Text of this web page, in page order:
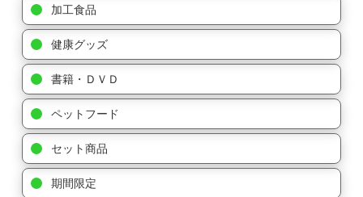
加工食品
健康グッズ
書籍・ＤＶＤ
ペットフード
セット商品
期間限定